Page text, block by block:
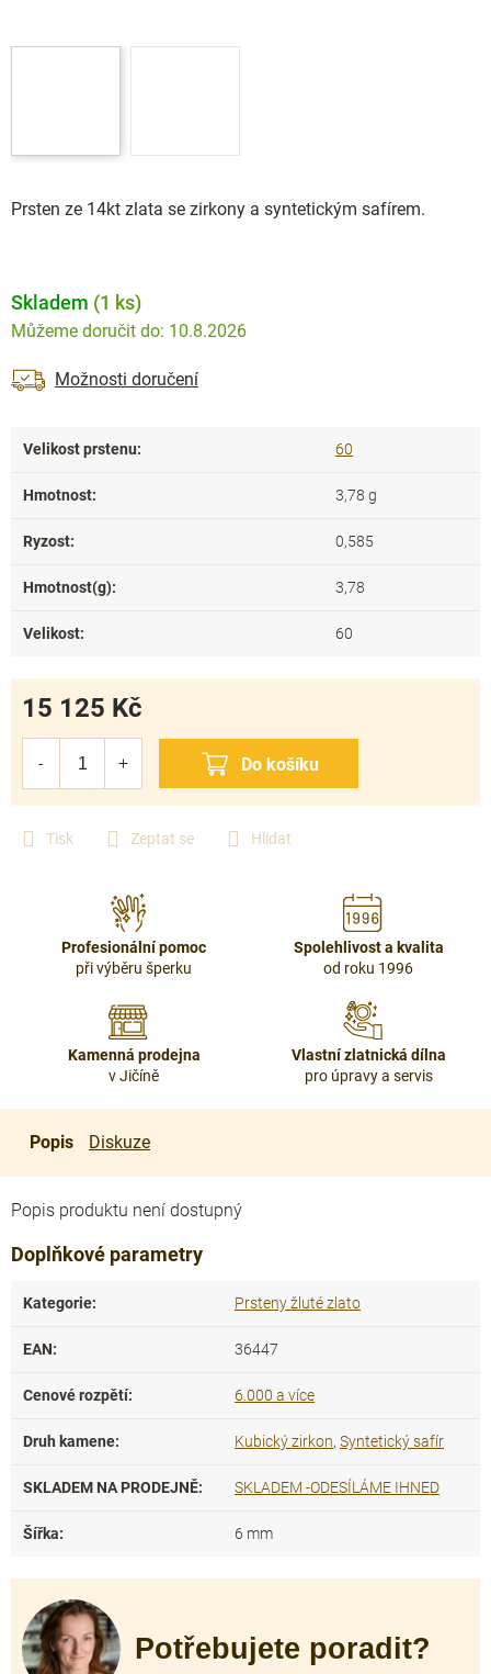
Prsten ze 14kt zlata se zirkony a syntetickým safírem.
Tisk Zeptat se Hlídat
Skladem (1 ks)
10.8.2026
Možnosti doručení
15 125 Kč
Velikost prstenu: 60
Hmotnost: 3,78 g
Ryzost: 0,585
Hmotnost(g): 3,78
Velikost: 60
Profesionální pomoc
při výběru šperku
Spolehlivost a kvalita
od roku 1996
Kamenná prodejna
v Jičíně
Vlastní zlatnická dílna
pro úpravy a servis
Popis Diskuze
Popis produktu není dostupný
Doplňkové parametry
Kategorie: Prsteny žluté zlato
EAN: 36447
Cenové rozpětí: 6.000 a více
Druh kamene: Kubický zirkon, Syntetický safír
SKLADEM NA PRODEJNĚ: SKLADEM -ODESÍLÁME IHNED
Šířka: 6 mm
Potřebujete poradit?